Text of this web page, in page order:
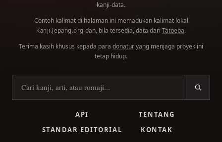
kanji-data.
Contoh kalimat di halaman ini memadukan kalimat lokal
Kanji.Jepang.org dan, bila tersedia, data dari Tatoeba.
Terima kasih khusus kepada para donaturyang menjaga proyek ini
tetap hidup.
Cari kanji
API
TENTANG
STANDAR EDITORIAL
KONTAK